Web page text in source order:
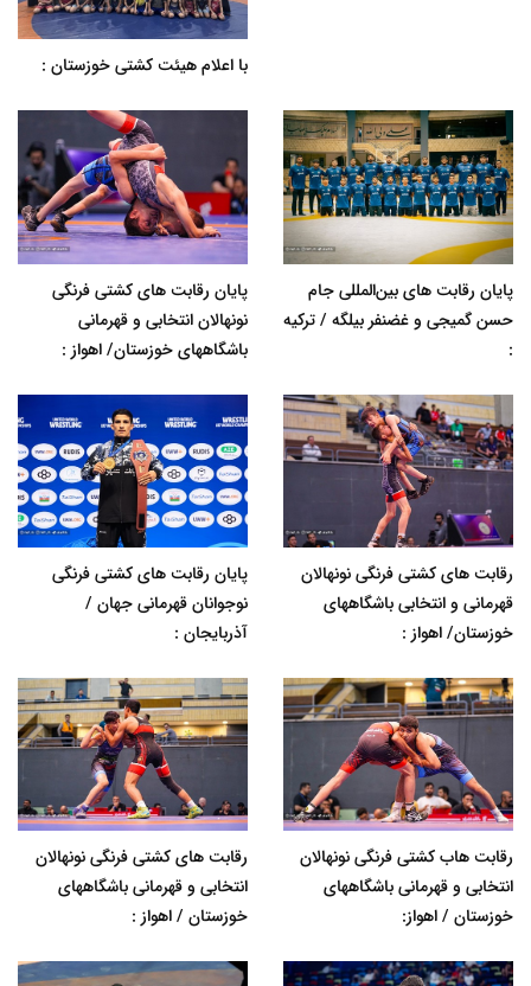
با اعلام هیئت کشتی خوزستان :
پایان رقابت های بین‌المللی جام
حسن گمیجی و غضنفر بیلگه / ترکیه
:
پایان رقابت های کشتی فرنگی
نونهالان انتخابی و قهرمانی
باشگاههای خوزستان/ اهواز :
رقابت های کشتی فرنگی نونهالان
قهرمانی و انتخابی باشگاههای
خوزستان/ اهواز :
پایان رقابت های کشتی فرنگی
نوجوانان قهرمانی جهان /
آذربایجان :
رقابت هاب کشتی فرنگی نونهالان
انتخابی و قهرمانی باشگاههای
خوزستان / اهواز:
رقابت های کشتی فرنگی نونهالان
انتخابی و قهرمانی باشگاههای
خوزستان / اهواز :